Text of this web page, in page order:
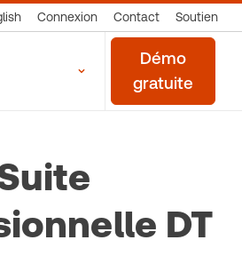
Connexion Contact Soutien
Démo
gratuite
DT